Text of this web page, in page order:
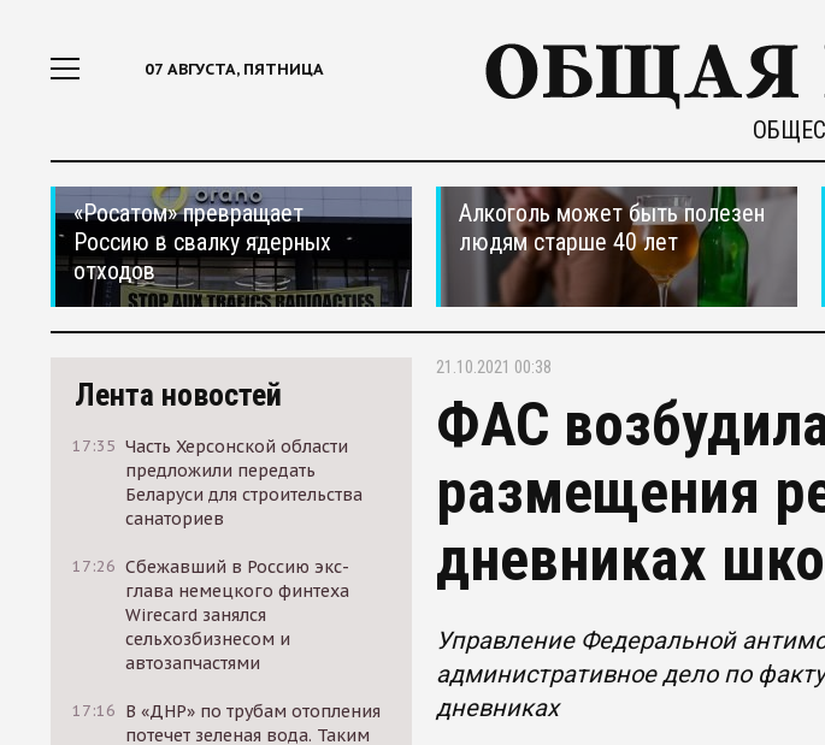
07 АВГУСТА, ПЯТНИЦА
«Росатом» превращает
Россию в свалку ядерных
отходов
Алкоголь может быть полезен
людям старше 40 лет
Лента новостей
17:35 Часть Херсонской области
предложили передать
Беларуси для строительства
санаториев
17:26 Сбежавший в Россию экс-
глава немецкого финтеха
Wirecard занялся
сельхозбизнесом и
автозапчастями
17:16 В «ДНР» по трубам отопления
потечет зеленая вода. Таким
21.10.2021 00:38
ФАС
размещения
дневниках
Управление Федеральной
административное дело по
дневниках